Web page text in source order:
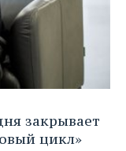
закрывает
цикл»